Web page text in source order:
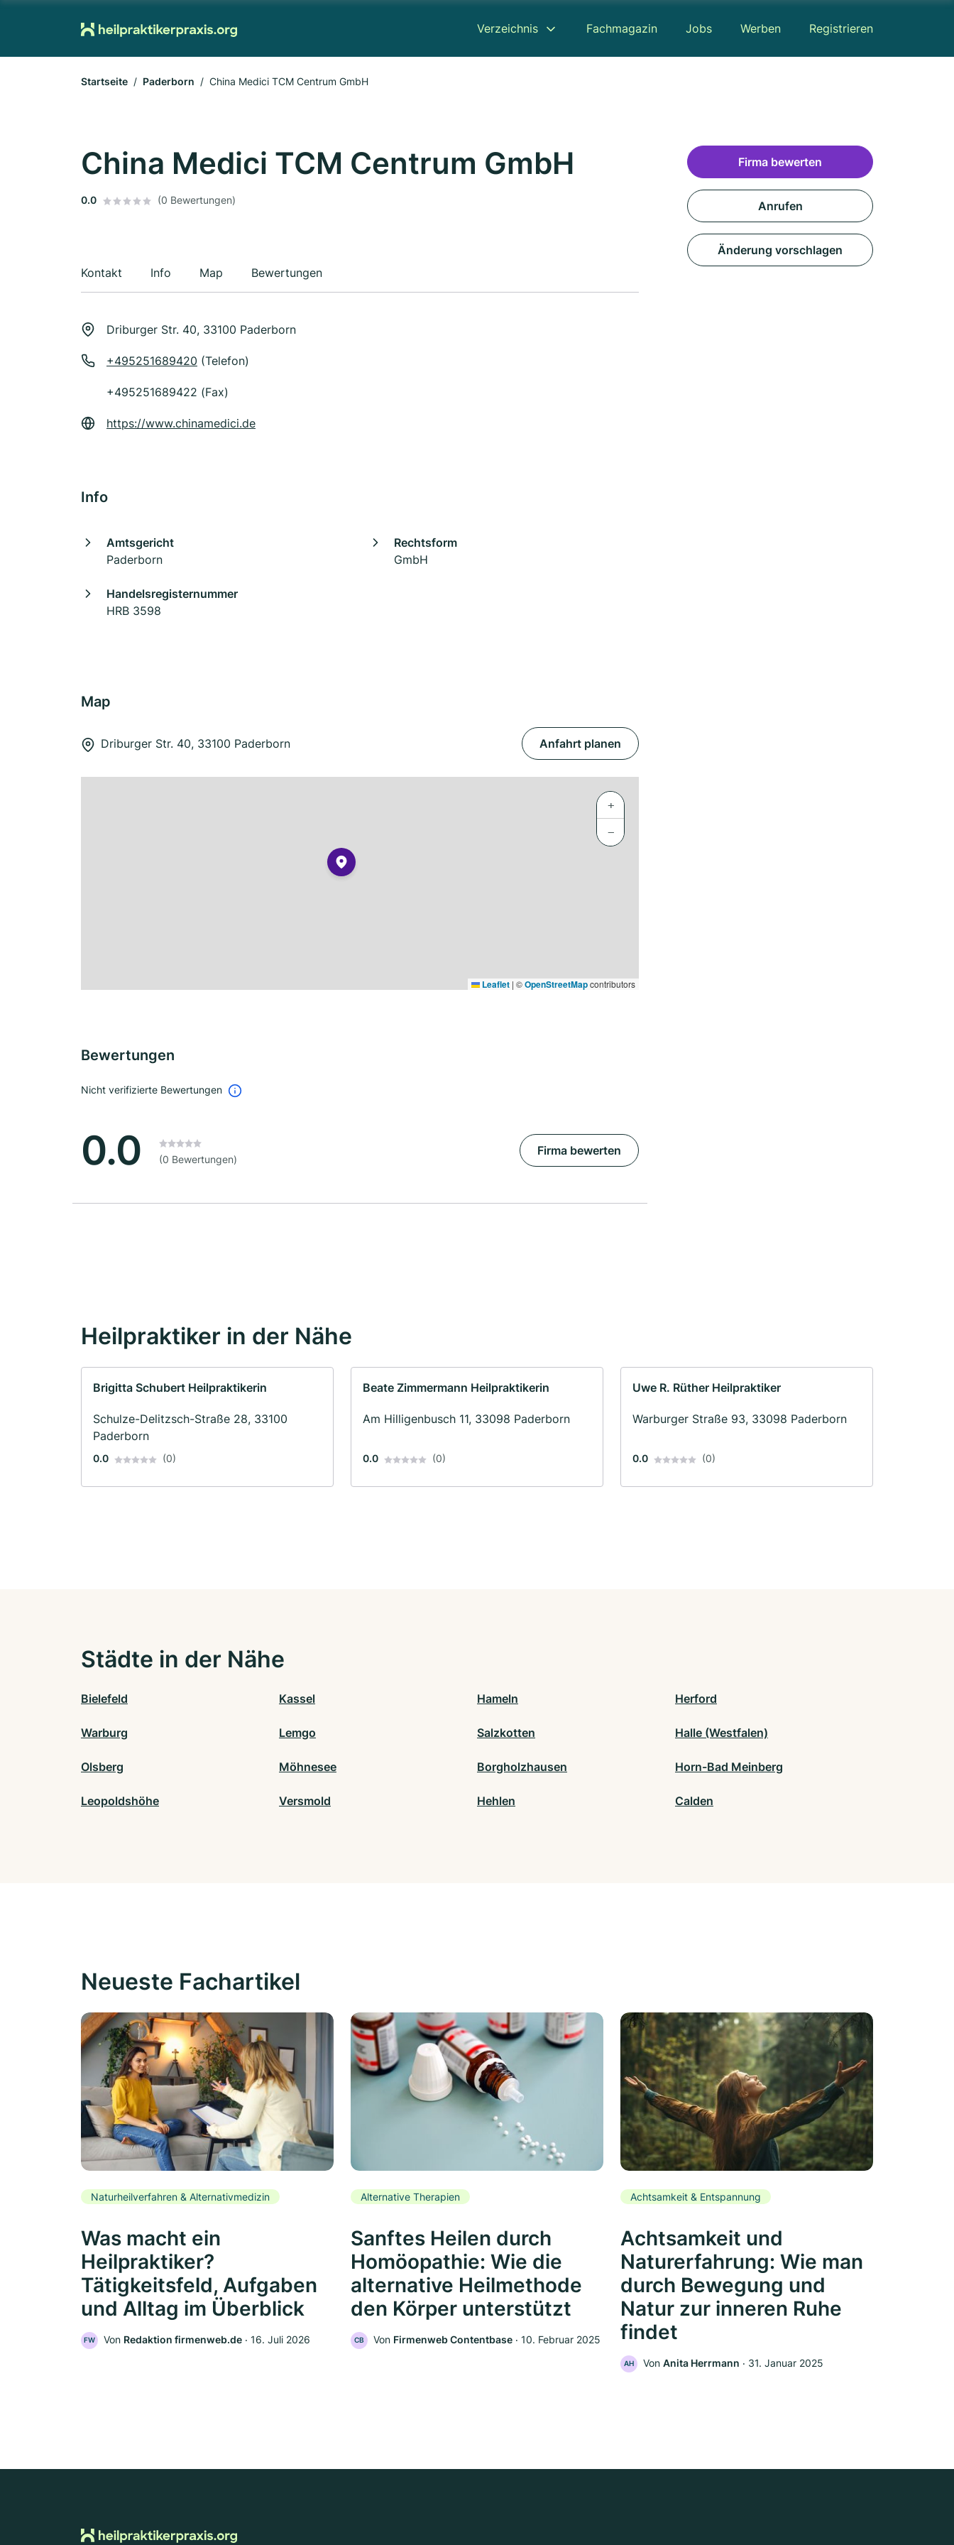
Verzeichnis Fachmagazin Jobs Werben Registrieren
Startseite Paderborn China Medici TCM Centrum GmbH
China Medici TCM Centrum GmbH
0.0 (0 Bewertungen)
Kontakt Info Map Bewertungen
Driburger Str. 40, 33100 Paderborn
+495251689420 (Telefon)
+495251689422 (Fax)
https://www.chinamedici.de
Info
Amtsgericht
Paderborn
Rechtsform
GmbH
Handelsregisternummer
HRB 3598
Map
Driburger Str. 40, 33100 Paderborn Anfahrt planen
+
−
Leaflet | ©OpenStreetMapcontributors
Bewertungen
Nicht verifizierte Bewertungen
0.0 (0 Bewertungen)
Firma bewerten
Firma bewerten
Anrufen
Änderung vorschlagen
Heilpraktiker in der Nähe
Brigitta Schubert Heilpraktikerin
Schulze-Delitzsch-Straße 28, 33100
Paderborn
0.0 (0)
Beate Zimmermann Heilpraktikerin
Am Hilligenbusch 11, 33098 Paderborn
0.0 (0)
Uwe R. Rüther Heilpraktiker
Warburger Straße 93, 33098 Paderborn
0.0 (0)
Städte in der Nähe
Bielefeld Kassel Hameln Herford
Warburg Lemgo Salzkotten Halle (Westfalen)
Olsberg Möhnesee Borgholzhausen Horn-Bad Meinberg
Leopoldshöhe Versmold Hehlen Calden
Neueste Fachartikel
Naturheilverfahren & Alternativmedizin
Was macht ein
Heilpraktiker?
Tätigkeitsfeld, Aufgaben
und Alltag im Überblick
FW Von Redaktion firmenweb.de ‧ 16. Juli 2026
Alternative Therapien
Sanftes Heilen durch
Homöopathie: Wie die
alternative Heilmethode
den Körper unterstützt
CB Von Firmenweb Contentbase ‧ 10. Februar 2025
Achtsamkeit & Entspannung
Achtsamkeit und
Naturerfahrung: Wie man
durch Bewegung und
Natur zur inneren Ruhe
findet
AH Von Anita Herrmann ‧ 31. Januar 2025